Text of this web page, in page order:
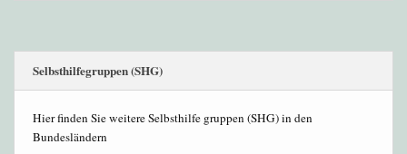
Selbsthilfegruppen (SHG)
Hier finden Sie weitere Selbsthilfe gruppen (SHG) in den
Bundesländern